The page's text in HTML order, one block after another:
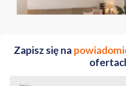
Zapisz się na